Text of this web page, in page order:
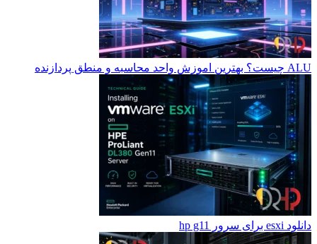
ALU چیست؟ بهترین اموزش واحد محاسبه و منطق پردازنده
دانلود esxi برای سرور hp g11